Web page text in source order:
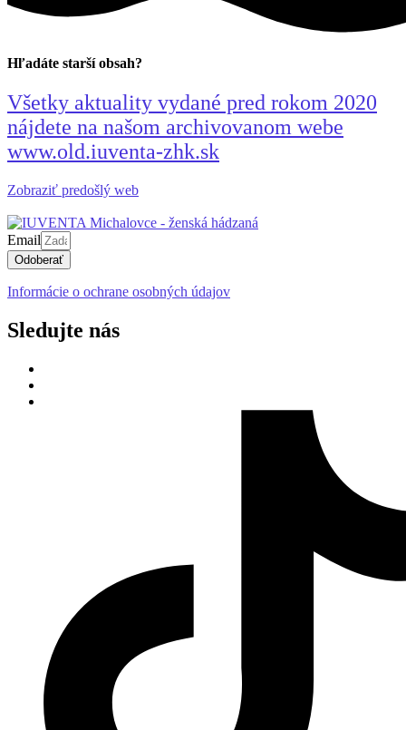
Hľadáte starší obsah?
Všetky aktuality vydané pred rokom 2020
nájdete na našom archivovanom webe
www.old.iuventa-zhk.sk
Zobraziť predošlý web
Email
Odoberať
Informácie o ochrane osobných údajov
Sledujte nás